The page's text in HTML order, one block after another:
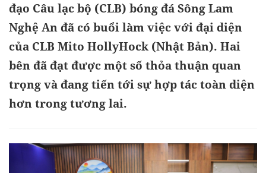
đạo Câu lạc bộ (CLB) bóng đá Sông Lam
Nghệ An đã có buổi làm việc với đại diện
của CLB Mito HollyHock (Nhật Bản). Hai
bên đã đạt được một số thỏa thuận quan
trọng và đang tiến tới sự hợp tác toàn diện
hơn trong tương lai.